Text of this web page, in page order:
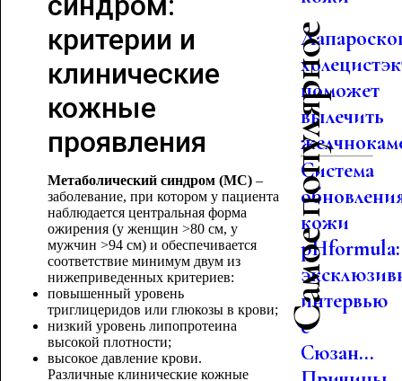
критерии и
клинические
кожные
проявления
Метаболический синдром (МС)–
заболевание, при котором у пациента
наблюдается центральная форма
ожирения (у женщин >80 см, у
мужчин >94 см) и обеспечивается
соответствие минимум двум из
нижеприведенных критериев:
повышенный уровень
триглицеридов или глюкозы в крови;
низкий уровень липопротеина
высокой плотности;
высокое давление крови.
Различные клинические кожные
Самое популярное
поможет
вылечить
Система
кожи
pHformula:
интервью
с
Сюзан...